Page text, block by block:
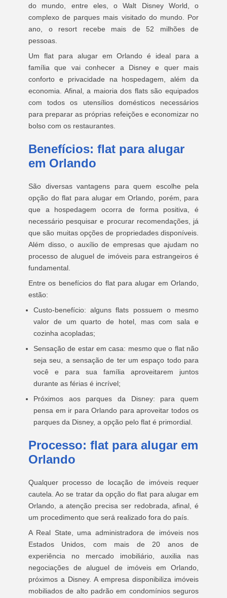
do mundo, entre eles, o Walt Disney World, o
complexo de parques mais visitado do mundo. Por
ano, o resort recebe mais de 52 milhões de
pessoas.
Um flat para alugar em Orlando é ideal para a
família que vai conhecer a Disney e quer mais
conforto e privacidade na hospedagem, além da
economia. Afinal, a maioria dos flats são equipados
com todos os utensílios domésticos necessários
para preparar as próprias refeições e economizar no
bolso com os restaurantes.
Benefícios: flat para alugar
em Orlando
São diversas vantagens para quem escolhe pela
opção do flat para alugar em Orlando, porém, para
que a hospedagem ocorra de forma positiva, é
necessário pesquisar e procurar recomendações, já
que são muitas opções de propriedades disponíveis.
Além disso, o auxílio de empresas que ajudam no
processo de aluguel de imóveis para estrangeiros é
fundamental.
Entre os benefícios do flat para alugar em Orlando,
estão:
Custo-benefício: alguns flats possuem o mesmo
valor de um quarto de hotel, mas com sala e
cozinha acopladas;
Sensação de estar em casa: mesmo que o flat não
seja seu, a sensação de ter um espaço todo para
você e para sua família aproveitarem juntos
durante as férias é incrível;
Próximos aos parques da Disney: para quem
pensa em ir para Orlando para aproveitar todos os
parques da Disney, a opção pelo flat é primordial.
Processo: flat para alugar em
Orlando
Qualquer processo de locação de imóveis requer
cautela. Ao se tratar da opção do flat para alugar em
Orlando, a atenção precisa ser redobrada, afinal, é
um procedimento que será realizado fora do país.
A Real State, uma administradora de imóveis nos
Estados Unidos, com mais de 20 anos de
experiência no mercado imobiliário, auxilia nas
negociações de aluguel de imóveis em Orlando,
próximos a Disney. A empresa disponibiliza imóveis
mobiliados de alto padrão em condomínios seguros